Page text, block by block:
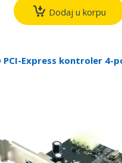
Dodaj u korpu
PCI-Express kontroler 4-